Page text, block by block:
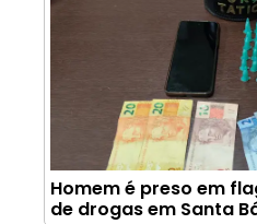
Homem é preso em
de drogas em Santa